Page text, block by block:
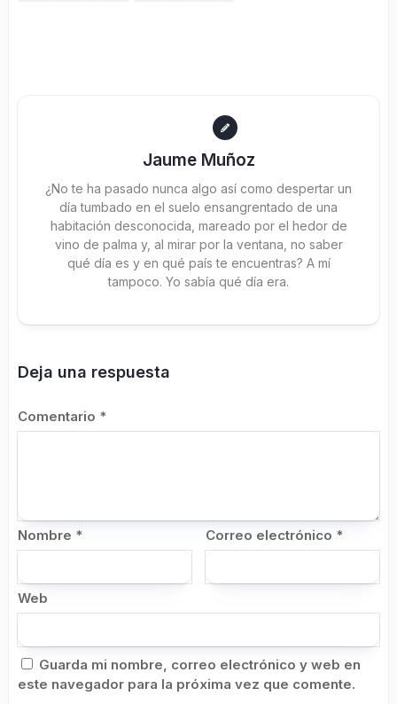
Jaume Muñoz
¿No te ha pasado nunca algo así como despertar un
día tumbado en el suelo ensangrentado de una
habitación desconocida, mareado por el hedor de
vino de palma y, al mirar por la ventana, no saber
qué día es y en qué país te encuentras? A mí
tampoco. Yo sabía qué día era.
Deja una respuesta
Comentario *
Nombre * Correo electrónico *
Web
Guarda mi nombre, correo electrónico y web en
este navegador para la próxima vez que comente.